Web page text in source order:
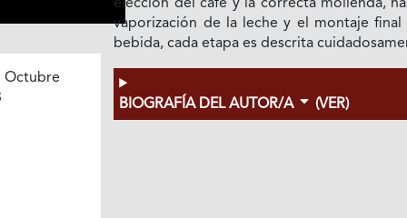
Octubre
elección del café y la correcta molienda,
vaporización de la leche y el montaje final
bebida, cada etapa es descrita
BIOGRAFÍA DEL AUTOR/A (VER)